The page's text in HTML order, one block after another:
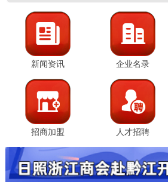
新闻资讯 企业名录
招商加盟 人才招聘